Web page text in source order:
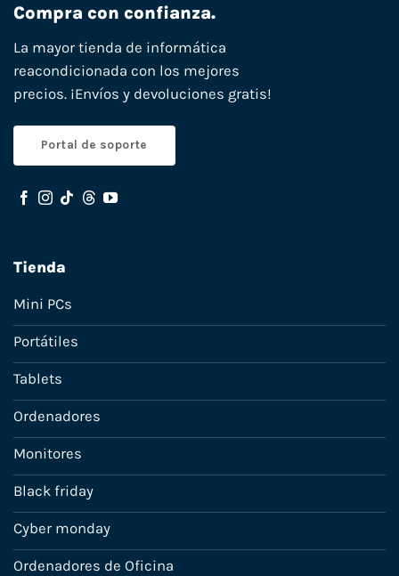
Compra con confianza.
La mayor tienda de informática
reacondicionada con los mejores
precios. ¡Envíos y devoluciones gratis!
Portal de soporte
Tienda
Mini PCs
Portátiles
Tablets
Ordenadores
Monitores
Black friday
Cyber monday
Ordenadores de Oficina